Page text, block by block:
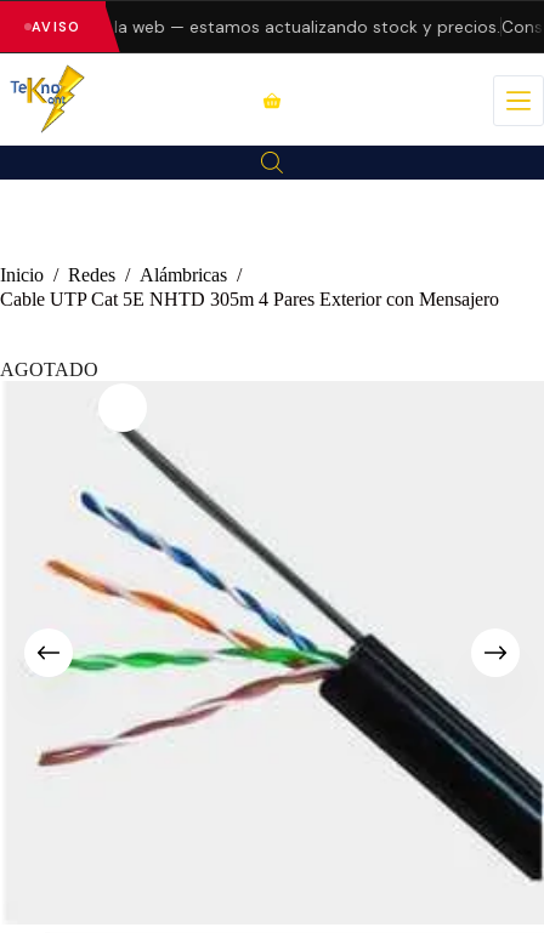
AVISO
errores en la web — estamos actualizando stock y precios.
Inicio / Redes / Alámbricas /
Cable UTP Cat 5E NHTD 305m 4 Pares Exterior con Mensajero
AGOTADO